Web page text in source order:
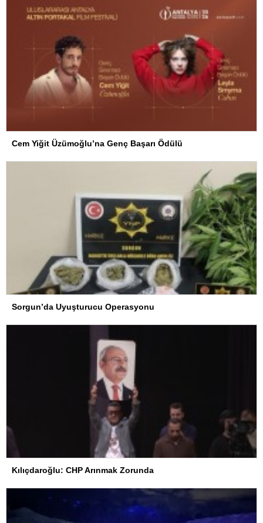
Cem Yiğit Üzümoğlu’na Genç Başarı Ödülü
Sorgun’da Uyuşturucu Operasyonu
Kılıçdaroğlu: CHP Arınmak Zorunda